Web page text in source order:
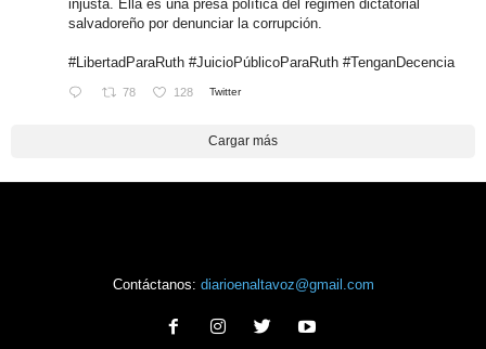
injusta. Ella es una presa política del régimen dictatorial
salvadoreño por denunciar la corrupción.
#LibertadParaRuth #JuicioPúblicoParaRuth #TenganDecencia
78 128 Twitter
Cargar más
Contáctanos: diarioenaltavoz@gmail.com